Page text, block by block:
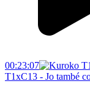
00:23:07
T1xC13 - Jo també